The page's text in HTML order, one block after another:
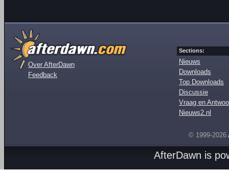
Over AfterDawn
Feedback
Sections:
Nieuws
Downloads
Top Downloads
Discussie
Vraag en
Nieuws2.nl
© 1999-2026
AfterDawn is